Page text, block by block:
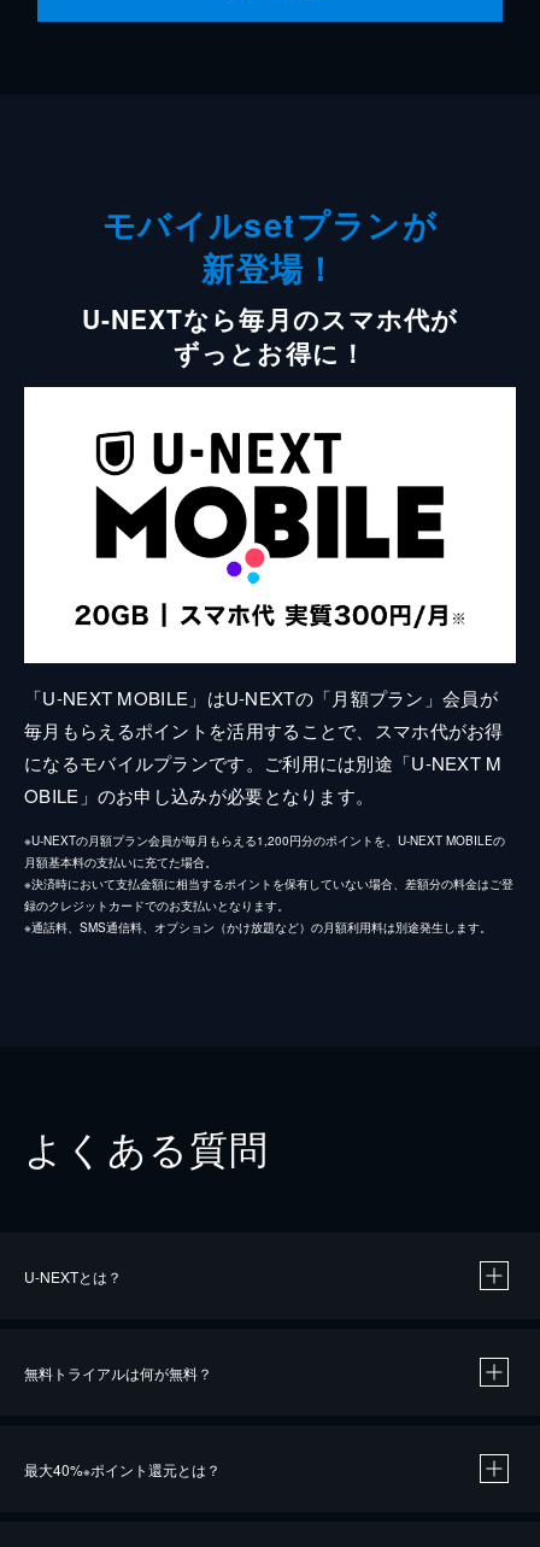
モバイルsetプランが
新登場！
U-NEXTなら毎月のスマホ代が
ずっとお得に！
「U-NEXT MOBILE」はU-NEXTの「月額プラン」会員が
毎月もらえるポイントを活用することで、スマホ代がお得
になるモバイルプランです。ご利用には別途「U-NEXT M
OBILE」のお申し込みが必要となります。
※U-NEXTの月額プラン会員が毎月もらえる1,200円分のポイントを、U-NEXT MOBILEの
月額基本料の支払いに充てた場合。
※決済時において支払金額に相当するポイントを保有していない場合、差額分の料金はご登
録のクレジットカードでのお支払いとなります。
※通話料、SMS通信料、オプション（かけ放題など）の月額利用料は別途発生します。
よくある質問
U-NEXTとは？
無料トライアルは何が無料？
最大40%※ポイント還元とは？